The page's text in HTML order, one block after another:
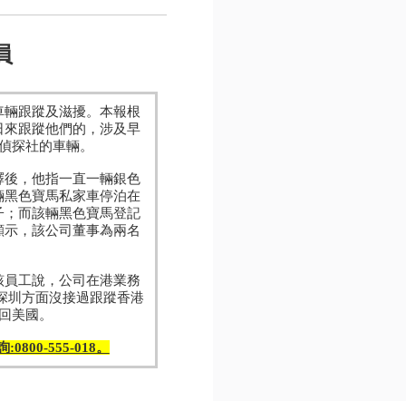
跟蹤及滋擾。本報根
跟蹤他們的，涉及早
探社的車輛。
，他指一直一輛銀色
色寶馬私家車停泊在
而該輛黑色寶馬登記
，該公司董事為兩名
工說，公司在港業務
圳方面沒接過跟蹤香港
美國。
:0800-555-018。